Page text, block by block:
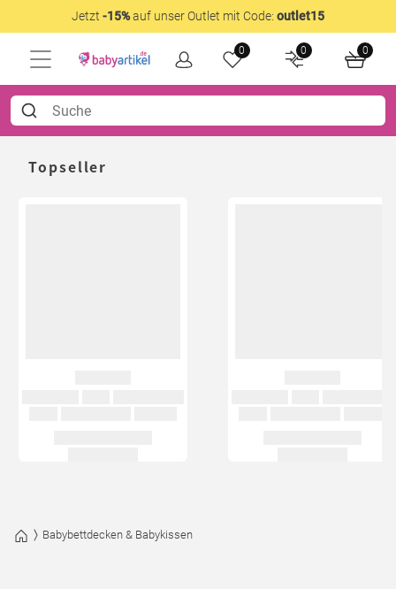
Jetzt -15%auf unser Outlet mit Code: outlet15
0 0 0
Topseller
Babybettdecken & Babykissen